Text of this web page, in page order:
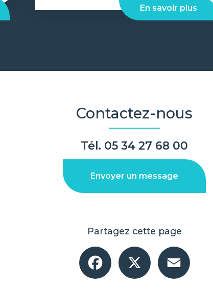
En savoir plus
Contactez-nous
Tél. 05 34 27 68 00
Envoyer un message
Partagez cette page
Facebook